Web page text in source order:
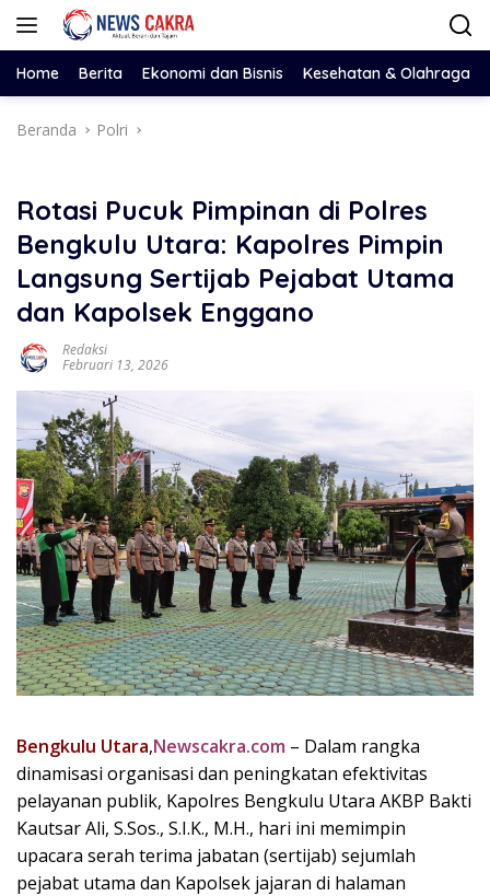
Langsung
Home Berita Ekonomi dan Bisnis Kesehatan & Olahraga
Beranda Polri
Rotasi Pucuk Pimpinan di Polres
Bengkulu Utara: Kapolres Pimpin
Langsung Sertijab Pejabat Utama
dan Kapolsek Enggano
Redaksi
Februari 13, 2026
Bengkulu Utara,Newscakra.com – Dalam rangka
dinamisasi organisasi dan peningkatan efektivitas
pelayanan publik, Kapolres Bengkulu Utara AKBP Bakti
Kautsar Ali, S.Sos., S.I.K., M.H., hari ini memimpin
upacara serah terima jabatan (sertijab) sejumlah
pejabat utama dan Kapolsek jajaran di halaman